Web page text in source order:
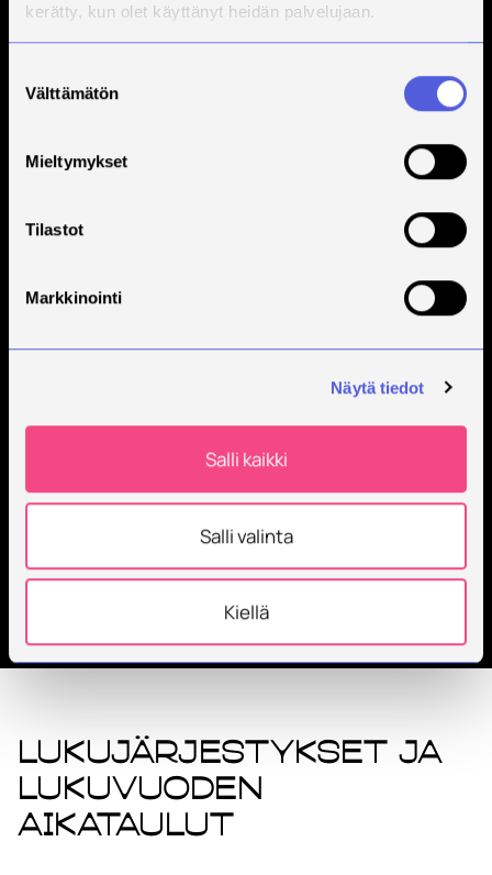
kerätty, kun olet käyttänyt heidän palvelujaan.
valinta
Välttämätön
Mieltymykset
Tilastot
Markkinointi
Näytä tiedot
Salli kaikki
Salli valinta
Kiellä
Lukujärjes-
tykset ja
lukuvuoden
aikataulut
Etusivu
Opiskele tutkinto
Tutkinnot ja hakeminen
Lukujärjestykset ja
lukuvuoden
aikataulut